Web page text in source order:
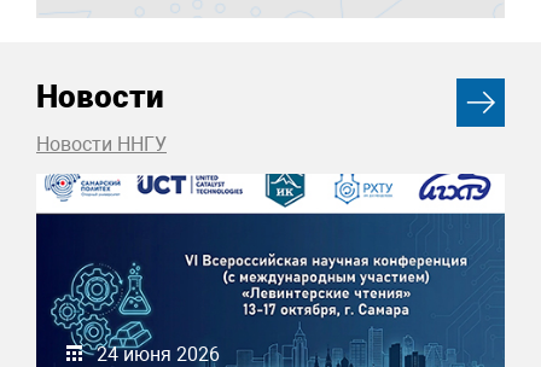
Новости
Новости ННГУ
24 июня 2026